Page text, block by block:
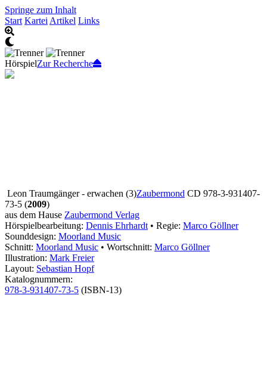
Springe zum Inhalt
Start Kartei Artikel Links
HörspielZur Recherche
Leon Traumgänger - erwachen (3)Zaubermond CD 978-3-931407-
73-5 (2009)
aus dem Hause Zaubermond Verlag
Hörspielbearbeitung: Dennis Ehrhardt • Regie: Marco Göllner
Sounddesign: Moorland Music
Schnitt: Moorland Music • Wortschnitt: Marco Göllner
Illustration: Mark Freier
Layout: Sebastian Hopf
Katalognummern:
978-3-931407-73-5 (ISBN-13)